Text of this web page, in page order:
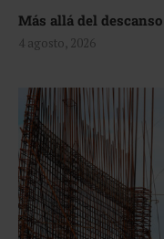
Más allá del descanso
4 agosto, 2026